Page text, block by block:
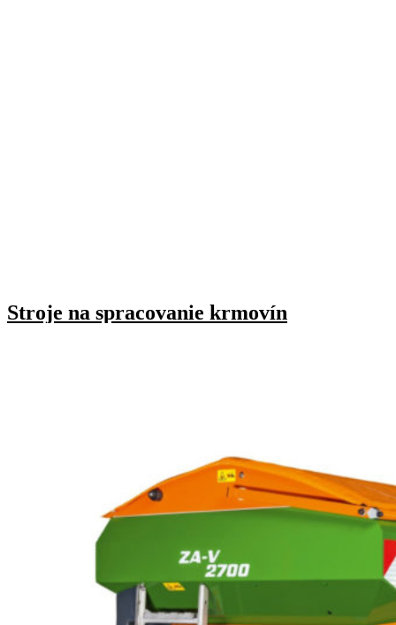
Stroje na spracovanie krmovín